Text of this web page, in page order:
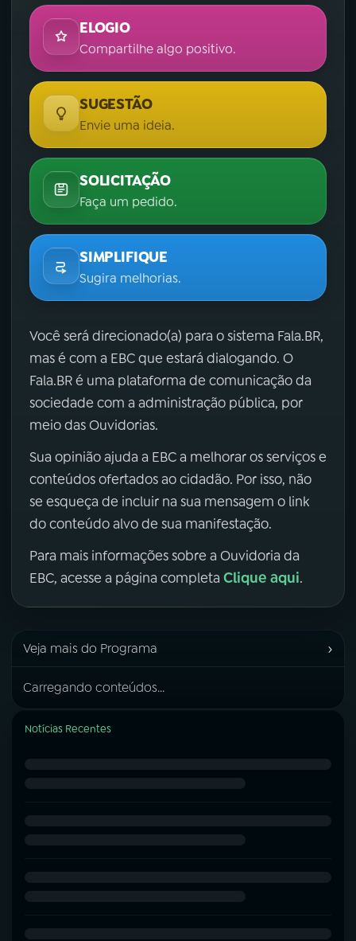
ELOGIO
Compartilhe algo positivo.
SUGESTÃO
Envie uma ideia.
SOLICITAÇÃO
Faça um pedido.
SIMPLIFIQUE
Sugira melhorias.
Você será direcionado(a) para o sistema Fala.BR,
mas é com a EBC que estará dialogando. O
Fala.BR é uma plataforma de comunicação da
sociedade com a administração pública, por
meio das Ouvidorias.
Sua opinião ajuda a EBC a melhorar os serviços e
conteúdos ofertados ao cidadão. Por isso, não
se esqueça de incluir na sua mensagem o link
do conteúdo alvo de sua manifestação.
Para mais informações sobre a Ouvidoria da
EBC, acesse a página completa Clique aqui.
Veja mais do Programa ›
Carregando conteúdos...
Notícias Recentes